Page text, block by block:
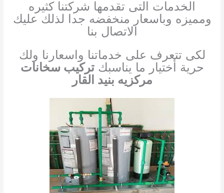
الخدمات التى تقدمها شركتنا كثيره
ومميزه وباسعار منخفضه جدا لذلك عليك
الاتصال بنا
لكى تتعرف على خدماتنا واسعارنا ولك
حرية أختيار ما يناسبكتركيب سخانات
مركزيه بنيد القار